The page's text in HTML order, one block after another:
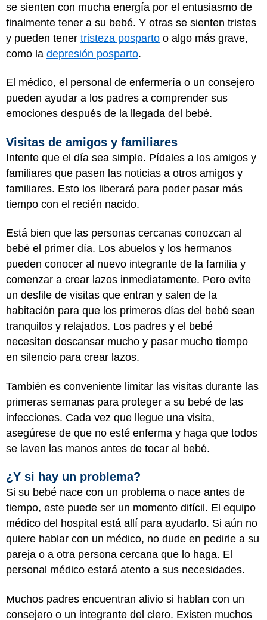
se sienten con mucha energía por el entusiasmo de
finalmente tener a su bebé. Y otras se sienten tristes
y pueden tener tristeza posparto o algo más grave,
como la depresión posparto.
El médico, el personal de enfermería o un consejero
pueden ayudar a los padres a comprender sus
emociones después de la llegada del bebé.
Visitas de amigos y familiares
Intente que el día sea simple. Pídales a los amigos y
familiares que pasen las noticias a otros amigos y
familiares. Esto los liberará para poder pasar más
tiempo con el recién nacido.
Está bien que las personas cercanas conozcan al
bebé el primer día. Los abuelos y los hermanos
pueden conocer al nuevo integrante de la familia y
comenzar a crear lazos inmediatamente. Pero evite
un desfile de visitas que entran y salen de la
habitación para que los primeros días del bebé sean
tranquilos y relajados. Los padres y el bebé
necesitan descansar mucho y pasar mucho tiempo
en silencio para crear lazos.
También es conveniente limitar las visitas durante las
primeras semanas para proteger a su bebé de las
infecciones. Cada vez que llegue una visita,
asegúrese de que no esté enferma y haga que todos
se laven las manos antes de tocar al bebé.
¿Y si hay un problema?
Si su bebé nace con un problema o nace antes de
tiempo, este puede ser un momento difícil. El equipo
médico del hospital está allí para ayudarlo. Si aún no
quiere hablar con un médico, no dude en pedirle a su
pareja o a otra persona cercana que lo haga. El
personal médico estará atento a sus necesidades.
Muchos padres encuentran alivio si hablan con un
consejero o un integrante del clero. Existen muchos